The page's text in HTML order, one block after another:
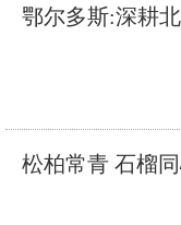
鄂尔多斯:深耕
松柏常青 石榴